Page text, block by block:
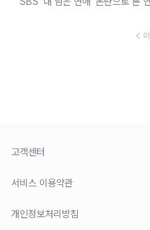
고객센터
서비스 이용약관
개인정보처리방침